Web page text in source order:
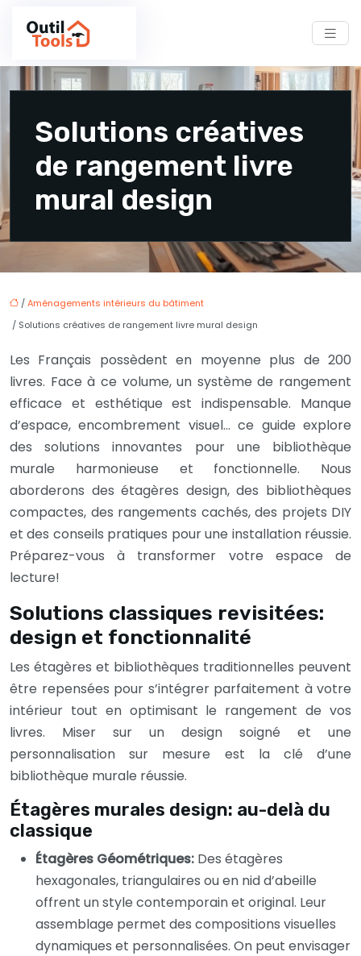
Solutions créatives
de rangement livre
mural design
/Aménagements intérieurs du bâtiment
/ Solutions créatives de rangement livre mural design
Les Français possèdent en moyenne plus de 200
livres. Face à ce volume, un système de rangement
efficace et esthétique est indispensable. Manque
d’espace, encombrement visuel… ce guide explore
des solutions innovantes pour une bibliothèque
murale harmonieuse et fonctionnelle. Nous
aborderons des étagères design, des bibliothèques
compactes, des rangements cachés, des projets DIY
et des conseils pratiques pour une installation réussie.
Préparez-vous à transformer votre espace de
lecture!
Solutions classiques revisitées:
design et fonctionnalité
Les étagères et bibliothèques traditionnelles peuvent
être repensées pour s’intégrer parfaitement à votre
intérieur tout en optimisant le rangement de vos
livres. Miser sur un design soigné et une
personnalisation sur mesure est la clé d’une
bibliothèque murale réussie.
Étagères murales design: au-delà du
classique
Étagères Géométriques: Des étagères
hexagonales, triangulaires ou en nid d’abeille
offrent un style contemporain et original. Leur
assemblage permet des compositions visuelles
dynamiques et personnalisées. On peut envisager